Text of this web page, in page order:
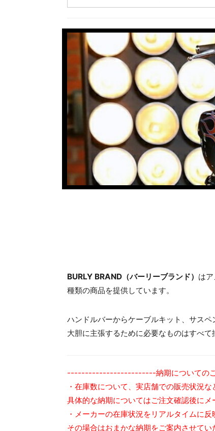
BURLY BRAND（バーリーブランド） は
種類の商品を提供しています。
ハンドルバーからケーブルキット、サス
大胆に主張するために必要なものはすべて
-------------------------納期について
・在庫数について、実店舗での販売状況
具体的な納期についてはご注文確認後にメ
・メーカーの在庫状況をリアルタイムに
その場合はおまかな納期をご案内させてい